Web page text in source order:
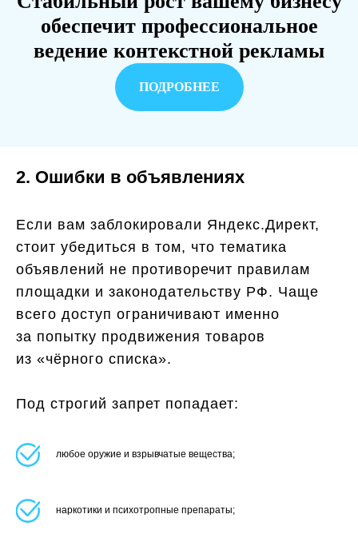
обеспечит профессиональное
ведение контекстной рекламы
ПОДРОБНЕЕ
2. Ошибки в объявлениях
Если вам заблокировали Яндекс.Директ,
стоит убедиться в том, что тематика
объявлений не противоречит правилам
площадки и законодательству РФ. Чаще
всего доступ ограничивают именно
за попытку продвижения товаров
из «чёрного списка».
Под строгий запрет попадает:
любое оружие и взрывчатые вещества;
наркотики и психотропные препараты;